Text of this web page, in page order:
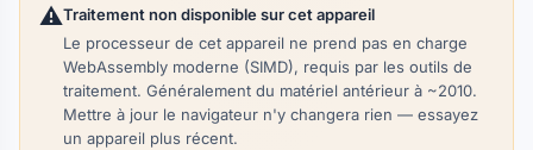
⚠️Traitement non disponible sur cet appareil
Le processeur de cet appareil ne prend pas en charge
WebAssembly moderne (SIMD), requis par les outils de
traitement. Généralement du matériel antérieur à ~2010.
Mettre à jour le navigateur n'y changera rien — essayez
un appareil plus récent.